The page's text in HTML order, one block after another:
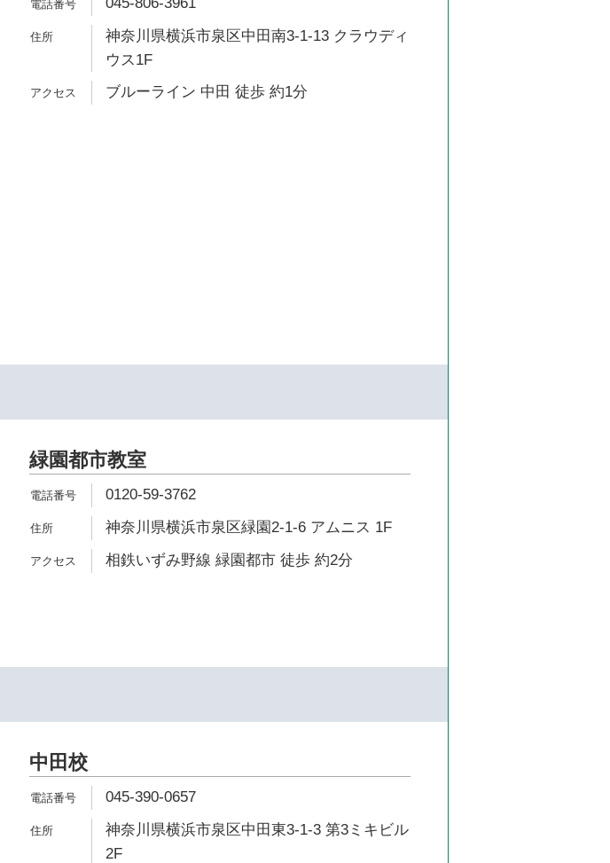
神奈川県横浜市泉区中田南3-1-13 クラウディ
ウス1F
ブルーライン 中田 徒歩 約1分
緑園都市教室
0120-59-3762
神奈川県横浜市泉区緑園2-1-6 アムニス 1F
相鉄いずみ野線 緑園都市 徒歩 約2分
中田校
045-390-0657
神奈川県横浜市泉区中田東3-1-3 第3ミキビル
2F